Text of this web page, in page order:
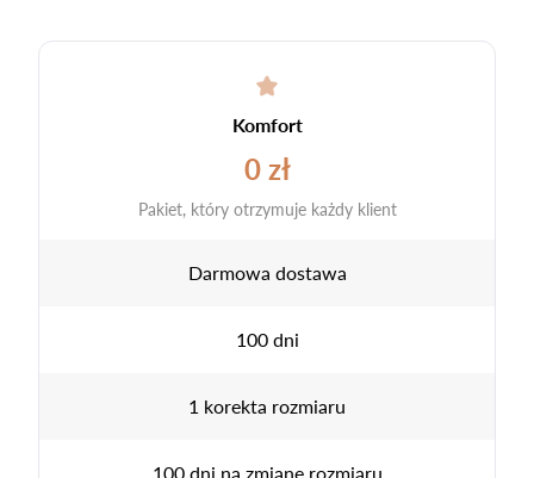
Komfort
0 zł
Pakiet, który otrzymuje każdy klient
Darmowa dostawa
100 dni
1 korekta rozmiaru